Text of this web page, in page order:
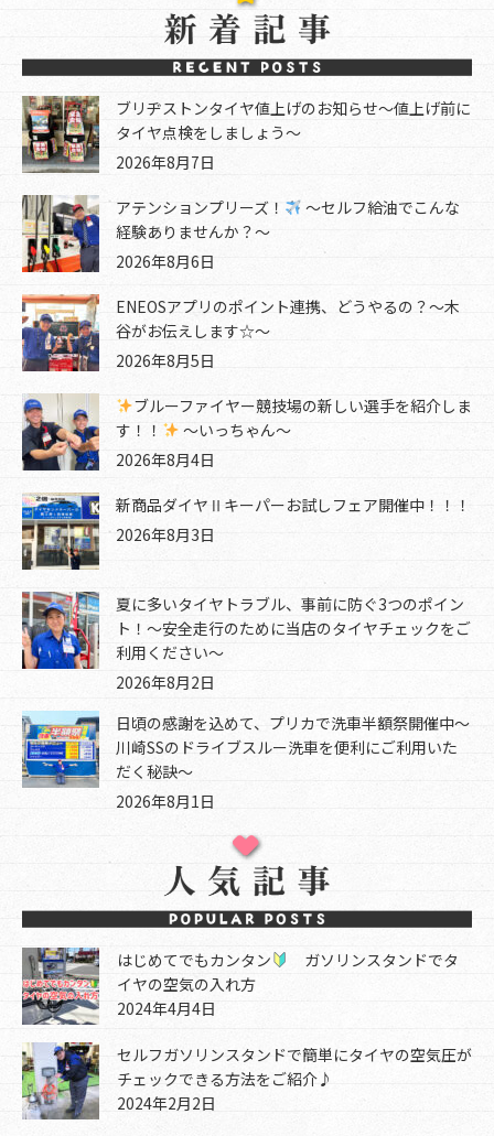
ブリヂストンタイヤ値上げのお知らせ～値上げ前に
タイヤ点検をしましょう～
2026年8月7日
アテンションプリーズ！
～セルフ給油でこんな
経験ありませんか？～
2026年8月6日
ENEOSアプリのポイント連携、どうやるの？～木
谷がお伝えします☆～
2026年8月5日
ブルーファイヤー競技場の新しい選手を紹介しま
す！！
～いっちゃん～
2026年8月4日
新商品ダイヤⅡキーパーお試しフェア開催中！！！
2026年8月3日
夏に多いタイヤトラブル、事前に防ぐ3つのポイン
ト！～安全走行のために当店のタイヤチェックをご
利用ください～
2026年8月2日
日頃の感謝を込めて、プリカで洗車半額祭開催中～
川崎SSのドライブスルー洗車を便利にご利用いた
だく秘訣～
2026年8月1日
はじめてでもカンタン
ガソリンスタンドでタ
イヤの空気の入れ方
2024年4月4日
セルフガソリンスタンドで簡単にタイヤの空気圧が
チェックできる方法をご紹介♪
2024年2月2日